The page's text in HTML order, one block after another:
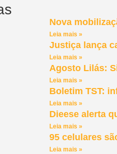
Nova
Leia mais »
Justiça lança
Leia mais »
Agosto Lilás:
Leia mais »
Boletim TST:
Leia mais »
Dieese alerta
Leia mais »
95 celulares
Leia mais »